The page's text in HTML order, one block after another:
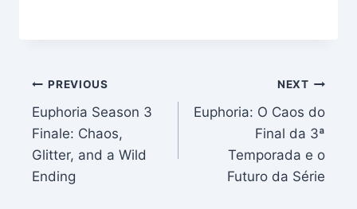
Post
navigation
PREVIOUS
Euphoria Season 3
Finale: Chaos,
Glitter, and a Wild
Ending
NEXT
Euphoria: O Caos do
Final da 3ª
Temporada e o
Futuro da Série